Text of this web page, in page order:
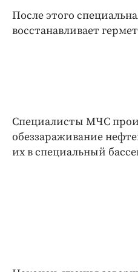
После этого
восстанавливает
Специалисты МЧС
обеззараживание
их в специальный